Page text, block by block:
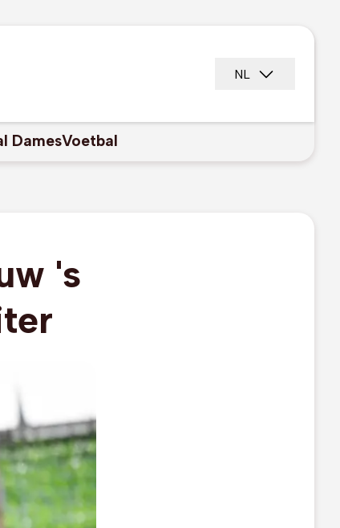
NL
DamesVoetbal
's